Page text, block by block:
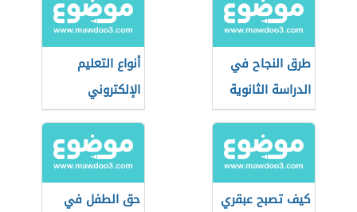
طرق النجاح في
الدراسة الثانوية
أنواع التعليم
الإلكتروني
كيف تصبح عبقري
حق الطفل في